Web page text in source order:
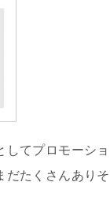
してプロモーショ
だたくさんありそ